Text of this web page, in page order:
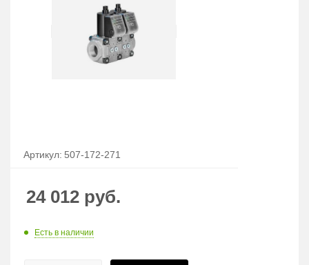
Артикул: 507-172-271
24 012 руб.
Есть в наличии